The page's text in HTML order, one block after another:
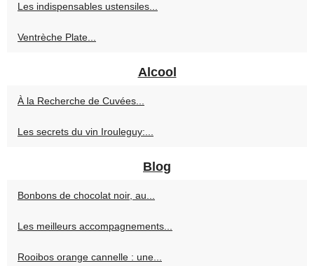
Les indispensables ustensiles...
Ventrèche Plate...
Alcool
À la Recherche de Cuvées...
Les secrets du vin Irouleguy:...
Blog
Bonbons de chocolat noir, au...
Les meilleurs accompagnements...
Rooibos orange cannelle : une...